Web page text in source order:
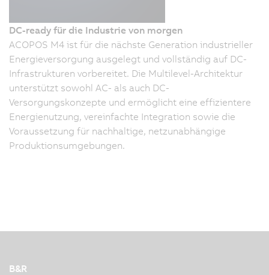
DC-ready für die Industrie von morgen
ACOPOS M4 ist für die nächste Generation industrieller
Energieversorgung ausgelegt und vollständig auf DC-
Infrastrukturen vorbereitet. Die Multilevel-Architektur
unterstützt sowohl AC- als auch DC-
Versorgungskonzepte und ermöglicht eine effizientere
Energienutzung, vereinfachte Integration sowie die
Voraussetzung für nachhaltige, netzunabhängige
Produktionsumgebungen.
B&R